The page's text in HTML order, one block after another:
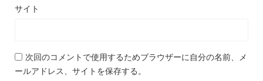
サイト
次回のコメントで使用するためブラウザーに自分の名前、メ
ールアドレス、サイトを保存する。